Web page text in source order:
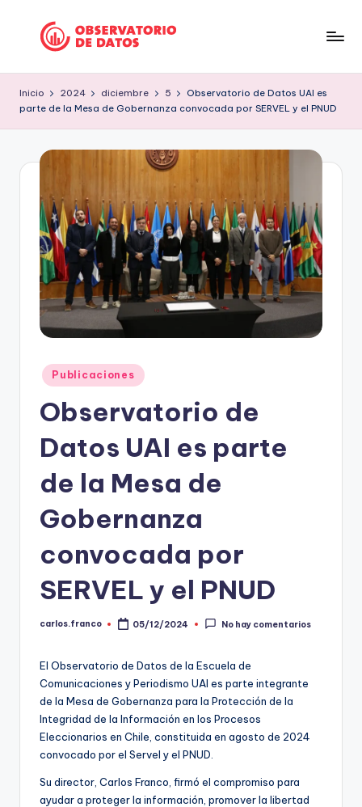
contenido
e
ri
is
m
o
d
D
C
ki
free
are
Charles
Preswitch
Scott
Inicio 2024 diciembre 5
Observatorio de Datos UAI es
parte de la Mesa de Gobernanza convocada por SERVEL y el PNUD
Publicado
en
Publicaciones
Observatorio de
Datos UAI es parte
de la Mesa de
Gobernanza
convocada por
SERVEL y el PNUD
Publicado
carlos.franco 05/12/2024 No hay comentarios
El Observatorio de Datos de la Escuela de
Comunicaciones y Periodismo UAI es parte integrante
de la Mesa de Gobernanza para la Protección de la
Integridad de la Información en los Procesos
Eleccionarios en Chile, constituida en agosto de 2024
convocado por el Servel y el PNUD.
Su director, Carlos Franco, firmó el compromiso para
ayudar a proteger la información, promover la libertad